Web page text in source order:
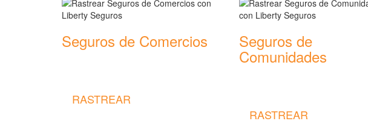
Seguros de Comercios
RASTREAR
Seguros de
Comunidades
RASTREAR